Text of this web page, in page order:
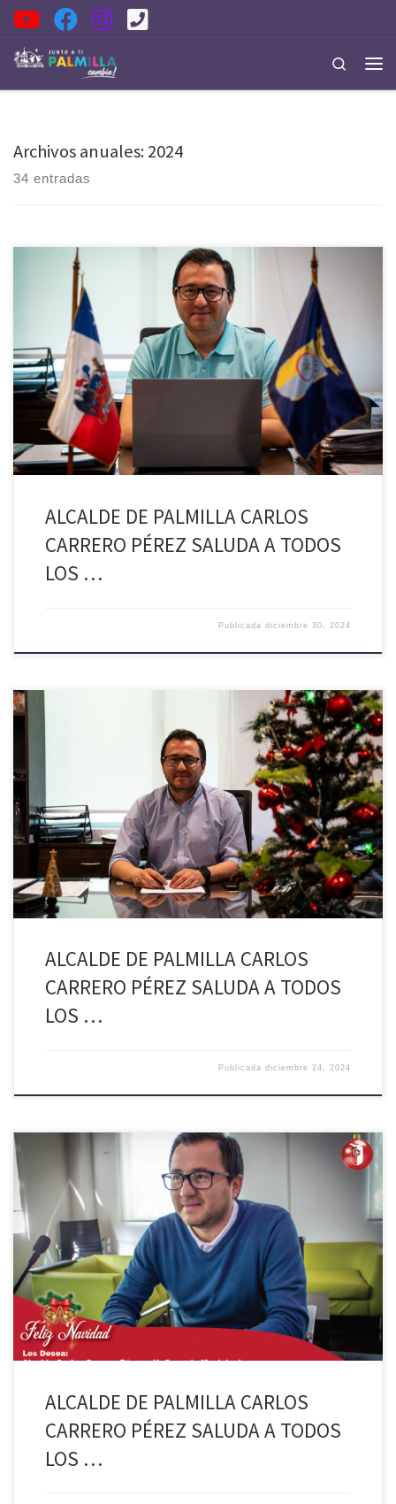
Saltar al contenido
Search
Archivos anuales:2024
34 entradas
Queridas Vecinas y queridos Vecinos: Al finalizar este año, quisiera
compartir con ustedes este mensaje. Porque cada paso que hemos
dado, cada desafío que asumimos, nos acerca un poco más al futuro
que soñamos. Nos encontramos en un momento crucial: nuestro
Palmilla, tan rico en historia, tradición y folclore, está […]
ALCALDE DE PALMILLA CARLOS
CARRERO PÉREZ SALUDA A TODOS
LOS …
Publicadadiciembre 30, 2024
En esta Navidad, que cada rincón de tu hogar se llene de luz, amor y
sonrisas. Que el calor de la familia nos inspire esperanza y nos regale
la sabiduría para enfrentar un nuevo año lleno de desafíos y
oportunidades. La magia de estas fechas nos recuerda lo valioso que
[…]
ALCALDE DE PALMILLA CARLOS
CARRERO PÉREZ SALUDA A TODOS
LOS …
Publicadadiciembre 24, 2024
Queridas vecinas y vecinos de Palmilla; En este tiempo tan especial,
me dirijo a cada uno de ustedes para enviarles un mensaje de unidad,
esperanza y gratitud. La Navidad es un momento para reflexionar
sobre lo vivido, valorar a nuestras familias y comunidades, y renovar
nuestros sueños y energías para […]
ALCALDE DE PALMILLA CARLOS
CARRERO PÉREZ SALUDA A TODOS
LOS …